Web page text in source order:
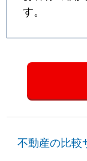
並木
並木元町
並木元町
並木元町
す。
不動産の比較